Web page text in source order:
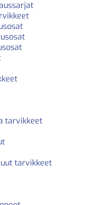
tarvikkeet
tarvikkeet